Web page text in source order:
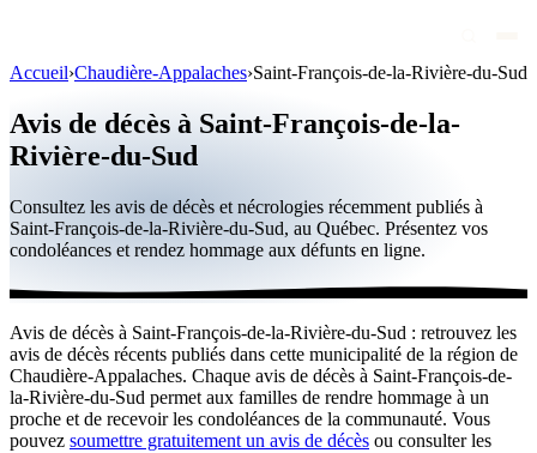
Personnalités publiques
Canada
Par ville
Maisons funéraires
Accueil›Chaudière-Appalaches›Saint-François-de-la-Rivière-du-Sud
Avis de décès à Saint-François-de-la-
Rivière-du-Sud
Consultez les avis de décès et nécrologies récemment publiés à
Saint-François-de-la-Rivière-du-Sud, au Québec. Présentez vos
condoléances et rendez hommage aux défunts en ligne.
Avis de décès à Saint-François-de-la-Rivière-du-Sud : retrouvez les
avis de décès récents publiés dans cette municipalité de la région de
Chaudière-Appalaches. Chaque avis de décès à Saint-François-de-
la-Rivière-du-Sud permet aux familles de rendre hommage à un
proche et de recevoir les condoléances de la communauté. Vous
pouvez soumettre gratuitement un avis de décès ou consulter les